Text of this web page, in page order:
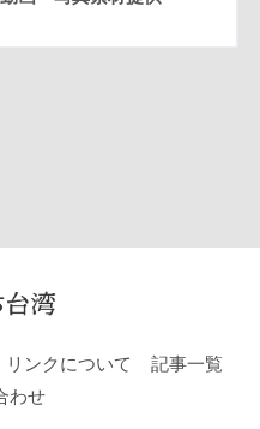
リンクについて
記事一覧
わせ